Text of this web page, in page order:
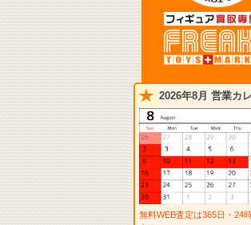
2026年8月 営業カ
無料WEB査定は365日・24